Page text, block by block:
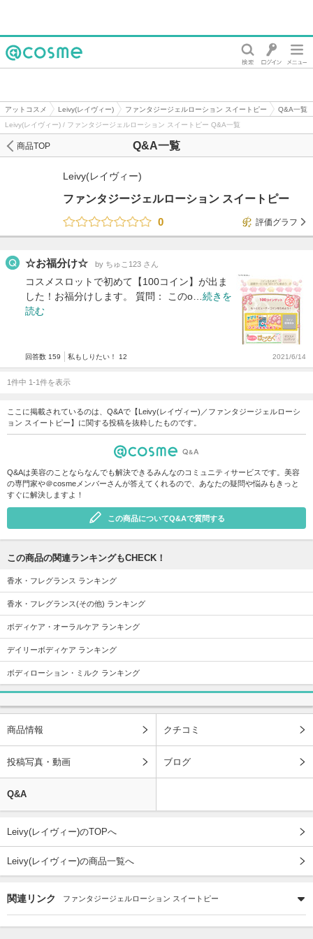
アットコスメ Leivy(レイヴィー) ファンタジージェルローション スイートピー
Q&A一覧
Leivy(レイヴィー) / ファンタジージェルローション スイートピー Q&A一覧
Q&A一覧
商品TOP
Leivy(レイヴィー)
ファンタジージェルローション スイートピー
0
評価グラフ
☆お福分け☆ by ちゅこ123 さん
コスメスロットで初めて【100コイン】が出ま
した！お福分けします。 質問： このo… 続きを
読む
回答数 159 私もしりたい！ 12 2021/6/14
1件中 1-1件を表示
ここに掲載されているのは、Q&Aで【Leivy(レイヴィー)／ファンタジージェルローシ
ョン スイートピー】に関する投稿を抜粋したものです。
Q&Aは美容のことならなんでも解決できるみんなのコミュニティサービスです。美容
の専門家や＠cosmeメンバーさんが答えてくれるので、あなたの疑問や悩みもきっと
すぐに解決しますよ！
この商品についてQ&Aで質問する
この商品の関連ランキングもCHECK！
香水・フレグランス ランキング
香水・フレグランス(その他) ランキング
ボディケア・オーラルケア ランキング
デイリーボディケア ランキング
ボディローション・ミルク ランキング
商品情報 クチコミ
投稿写真・動画 ブログ
Q&A
Leivy(レイヴィー)のTOPへ
Leivy(レイヴィー)の商品一覧へ
関連リンク ファンタジージェルローション スイートピー